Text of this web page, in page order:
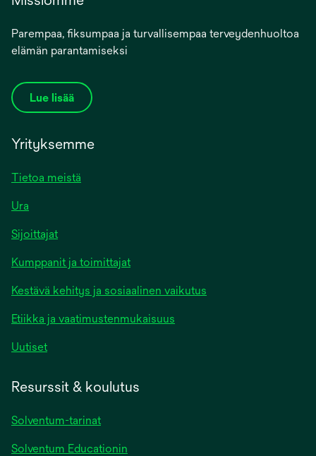
Parempaa, fiksumpaa ja turvallisempaa terveydenhuoltoa
elämän parantamiseksi
Lue lisää
Yrityksemme
Tietoa meistä
Ura
Sijoittajat
Kumppanit ja toimittajat
Kestävä kehitys ja sosiaalinen vaikutus
Etiikka ja vaatimustenmukaisuus
Uutiset
Resurssit & koulutus
Solventum-tarinat
Solventum Educationin